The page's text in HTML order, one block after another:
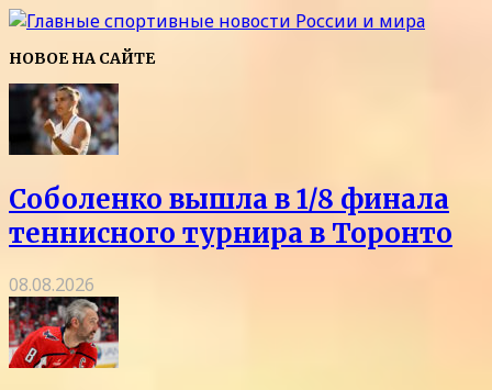
НОВОЕ НА САЙТЕ
Соболенко вышла в 1/8 финала
теннисного турнира в Торонто
08.08.2026